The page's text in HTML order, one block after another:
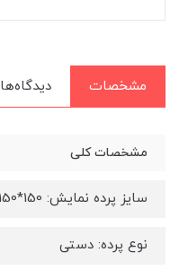
مشخصات دیدگاه‌ها
مشخصات کلی
سایز پرده نمایش: 150*150 سانتی متر
نوع پرده: دستی